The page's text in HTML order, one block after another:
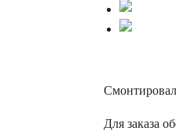
Для заказа